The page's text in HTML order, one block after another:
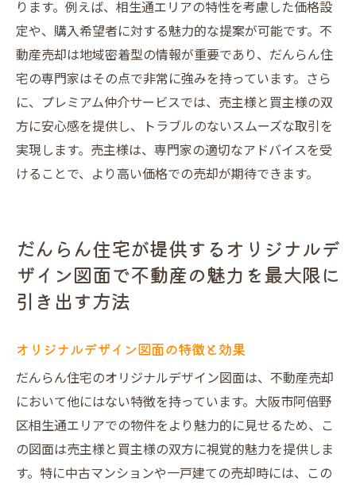
ります。例えば、相生通エリアの特性を考慮した価格設
定や、購入希望者に対する魅力的な提案が可能です。不
動産売却は地域密着型の情報が重要であり、だんらん住
宅の専門家はその点で非常に強みを持っています。さら
に、プレミアム仲介サービスでは、売主様と買主様の双
方に安心感を提供し、トラブルのないスムーズな取引を
実現します。売主様は、専門家の適切なアドバイスを受
けることで、より高い価格での売却が期待できます。
だんらん住宅が提供するオリジナルデ
ザイン図面で不動産の魅力を最大限に
引き出す方法
オリジナルデザイン図面の特徴と効果
だんらん住宅のオリジナルデザイン図面は、不動産売却
において他にはない特徴を持っています。大阪市阿倍野
区相生通エリアでの物件をより魅力的に見せるため、こ
の図面は売主様と買主様の双方に視覚的魅力を提供しま
す。特に中古マンションや一戸建ての売却時には、この